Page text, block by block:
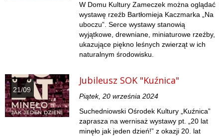
W Domu Kultury Zameczek można oglądać
wystawę rzeźb Bartłomieja Kaczmarka „Na
uboczu”. Serce wystawy stanowią
wyjątkowe, drewniane, miniaturowe rzeźby,
ukazujące piękno leśnych zwierząt w ich
naturalnym środowisku.
21/09
Jubileusz SOK "Kuźnica"
Piątek, 20 września 2024
Suchedniowski Ośrodek Kultury „Kuźnica”
zaprasza na wernisaż wystawy pt. „20 lat
minęło jak jeden dzień!” z okazji 20. lat